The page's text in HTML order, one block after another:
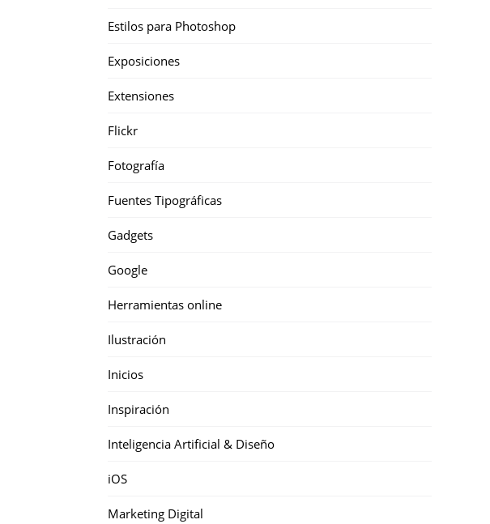
Estilos para Photoshop
Exposiciones
Extensiones
Flickr
Fotografía
Fuentes Tipográficas
Gadgets
Google
Herramientas online
Ilustración
Inicios
Inspiración
Inteligencia Artificial & Diseño
iOS
Marketing Digital